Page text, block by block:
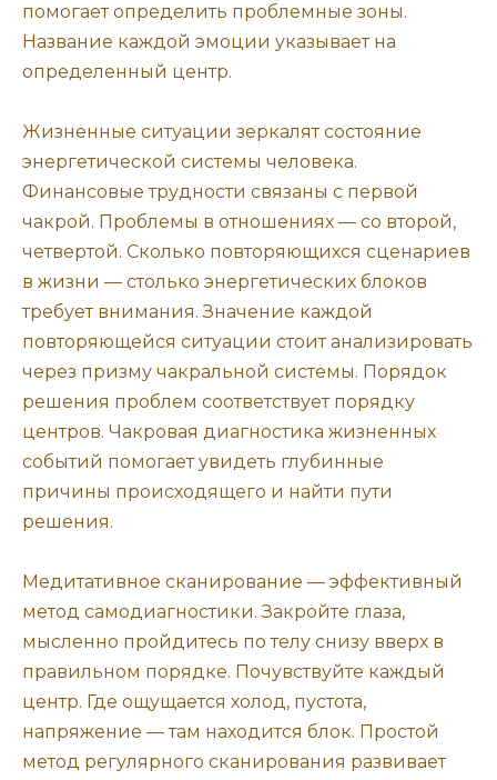
помогает определить проблемные зоны.
Название каждой эмоции указывает на
определенный центр.
Жизненные ситуации зеркалят состояние
энергетической системы человека.
Финансовые трудности связаны с первой
чакрой. Проблемы в отношениях — со второй,
четвертой. Сколько повторяющихся сценариев
в жизни — столько энергетических блоков
требует внимания. Значение каждой
повторяющейся ситуации стоит анализировать
через призму чакральной системы. Порядок
решения проблем соответствует порядку
центров. Чакровая диагностика жизненных
событий помогает увидеть глубинные
причины происходящего и найти пути
решения.
Медитативное сканирование — эффективный
метод самодиагностики. Закройте глаза,
мысленно пройдитесь по телу снизу вверх в
правильном порядке. Почувствуйте каждый
центр. Где ощущается холод, пустота,
напряжение — там находится блок. Простой
метод регулярного сканирования развивает